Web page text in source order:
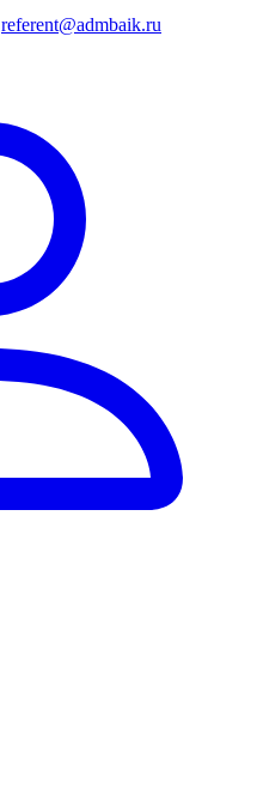
referent@admbaik.ru